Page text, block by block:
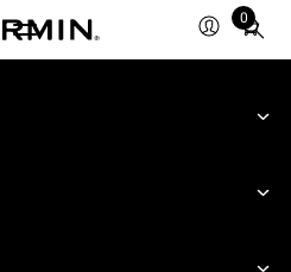
0
Total